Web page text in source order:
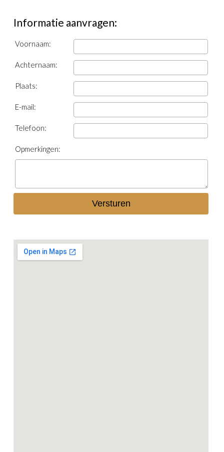
Informatie aanvragen:
Voornaam:
Achternaam:
Plaats:
E-mail:
Telefoon:
Opmerkingen: